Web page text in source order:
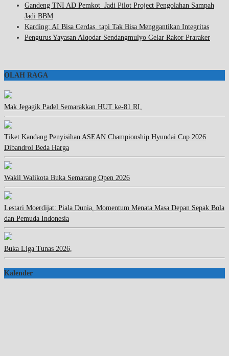
Gandeng TNI AD Pemkot Jadi Pilot Project Pengolahan Sampah
Jadi BBM
Karding: AI Bisa Cerdas, tapi Tak Bisa Menggantikan Integritas
Pengurus Yayasan Alqodar Sendangmulyo Gelar Rakor Praraker
OLAH RAGA
Mak Jegagik Padel Semarakkan HUT ke-81 RI,
Tiket Kandang Penyisihan ASEAN Championship Hyundai Cup 2026
Dibandrol Beda Harga
Wakil Walikota Buka Semarang Open 2026
Lestari Moerdijat: Piala Dunia, Momentum Menata Masa Depan Sepak Bola
dan Pemuda Indonesia
Buka Liga Tunas 2026,
Kalender